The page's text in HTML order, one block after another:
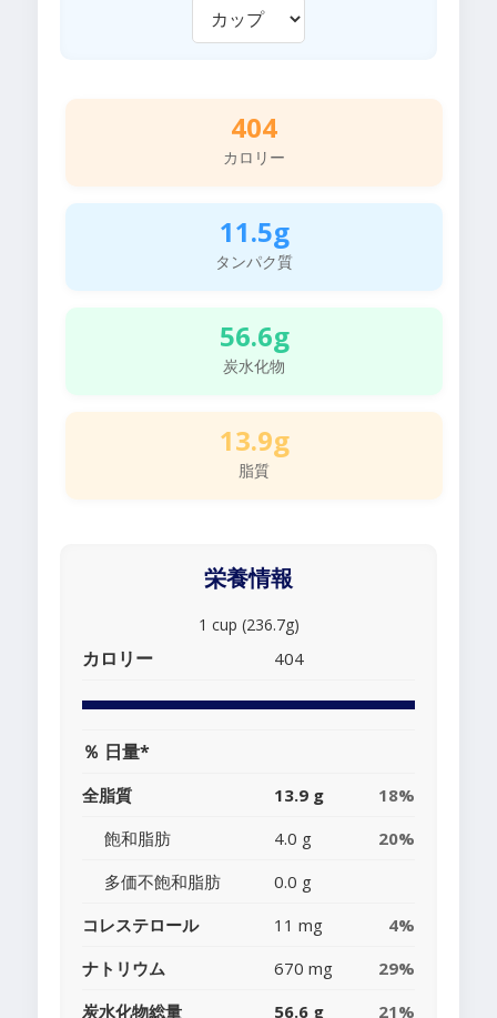
404
カロリー
11.5g
タンパク質
56.6g
炭水化物
13.9g
脂質
栄養情報
1 cup (236.7g)
カロリー 404
％ 日量*
全脂質 13.9 g
18%
飽和脂肪
4.0 g
20%
多価不飽和脂肪
0.0 g
コレステロール
11 mg
4%
ナトリウム
670 mg
29%
炭水化物総量
56.6 g 21%